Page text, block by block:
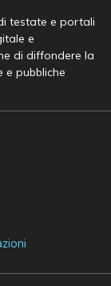
testate e portali
e
di diffondere la
e pubbliche